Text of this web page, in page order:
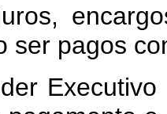
ser pagos